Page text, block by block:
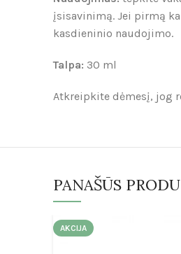
įsisavinimą. Jei pirmą
kasdieninio naudojimo.
Talpa: 30 ml
Atkreipkite dėmesį, jog
PANAŠŪS
AKCIJA